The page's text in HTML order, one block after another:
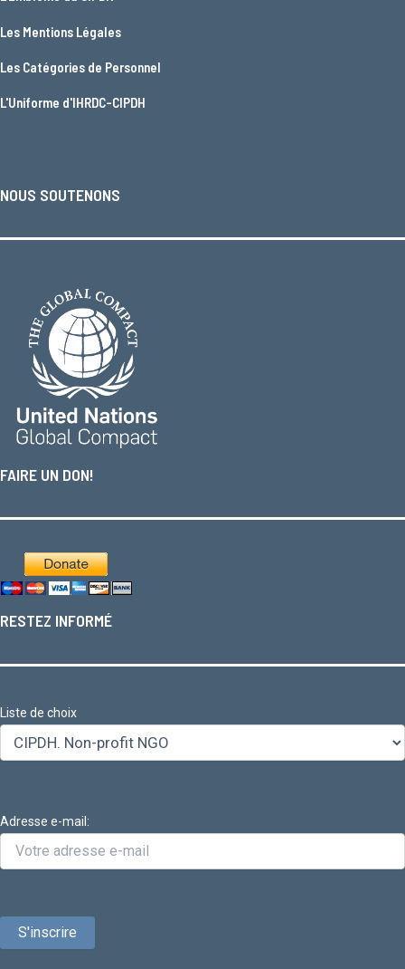
Les Mentions Légales
Les Catégories de Personnel
L'Uniforme d'IHRDC-CIPDH
NOUS SOUTENONS
FAIRE UN DON!
RESTEZ INFORMÉ
Liste de choix
Adresse e-mail: